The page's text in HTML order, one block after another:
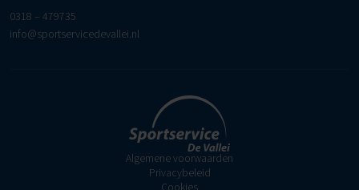
0318 – 479735
info@sportservicedevallei.nl
Algemene voorwaarden
Privacybeleid